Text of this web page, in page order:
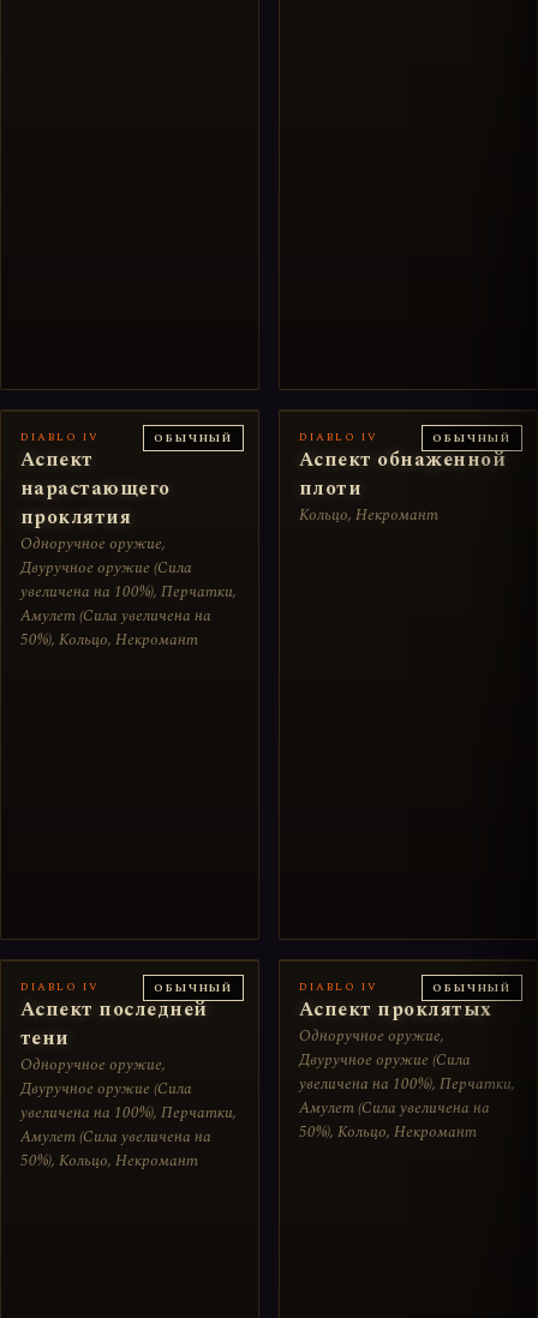
ОБЫЧНЫЙ
DIABLO IV
Аспект
нарастающего
проклятия
Одноручное оружие,
Двуручное оружие (Сила
увеличена на 100%), Перчатки,
Амулет (Сила увеличена на
50%), Кольцо, Некромант
ОБЫЧНЫЙ
DIABLO IV
Аспект обнаженной
плоти
Кольцо, Некромант
ОБЫЧНЫЙ
DIABLO IV
Аспект последней
тени
Одноручное оружие,
Двуручное оружие (Сила
увеличена на 100%), Перчатки,
Амулет (Сила увеличена на
50%), Кольцо, Некромант
ОБЫЧНЫЙ
DIABLO IV
Аспект проклятых
Одноручное оружие,
Двуручное оружие (Сила
увеличена на 100%), Перчатки,
Амулет (Сила увеличена на
50%), Кольцо, Некромант